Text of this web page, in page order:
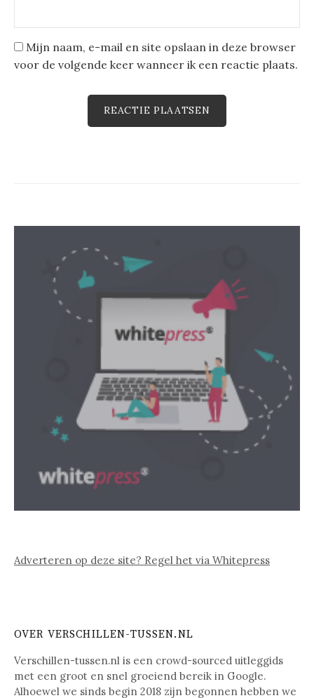
Mijn naam, e-mail en site opslaan in deze browser
voor de volgende keer wanneer ik een reactie plaats.
Adverteren op deze site? Regel het via Whitepress
OVER VERSCHILLEN-TUSSEN.NL
Verschillen-tussen.nl is een crowd-sourced uitleggids
met een groot en snel groeiend bereik in Google.
Alhoewel we sinds begin 2018 zijn begonnen hebben we